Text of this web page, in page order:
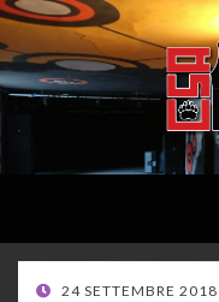
POSTED
24 SETTEMBRE 2018